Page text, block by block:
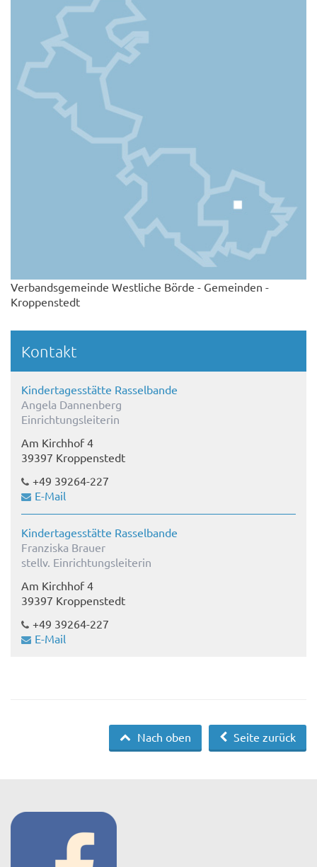
Verbandsgemeinde Westliche Börde - Gemeinden -
Kroppenstedt
Kontakt
Kindertagesstätte Rasselbande
Angela Dannenberg
Einrichtungsleiterin
Am Kirchhof 4
39397 Kroppenstedt
+49 39264-227
E-Mail
Kindertagesstätte Rasselbande
Franziska Brauer
stellv. Einrichtungsleiterin
Am Kirchhof 4
39397 Kroppenstedt
+49 39264-227
E-Mail
Seite zurück
Nach oben